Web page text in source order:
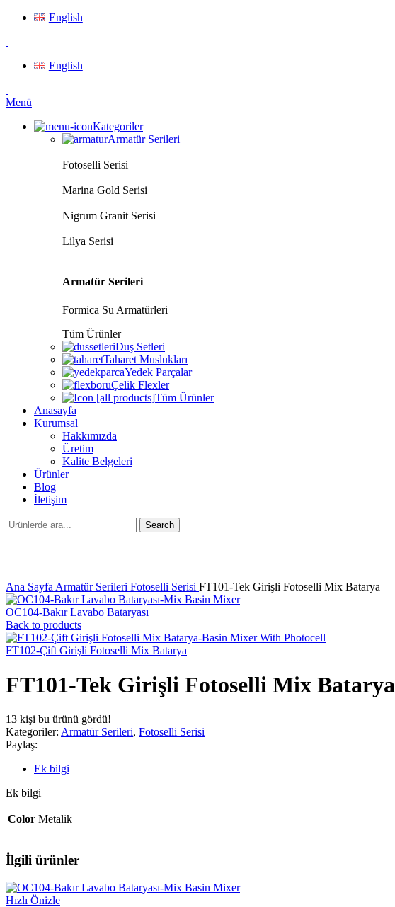
English
English
Menü
Kategoriler
Armatür Serileri
Fotoselli Serisi
Marina Gold Serisi
Nigrum Granit Serisi
Lilya Serisi
Armatür Serileri
Formica Su Armatürleri
Tüm Ürünler
Duş Setleri
Taharet Muslukları
Yedek Parçalar
Çelik Flexler
Tüm Ürünler
Anasayfa
Kurumsal
Hakkımızda
Üretim
Kalite Belgeleri
Ürünler
Blog
İletişim
Search
Ana Sayfa Armatür Serileri Fotoselli Serisi FT101-Tek Girişli Fotoselli Mix Batarya
OC104-Bakır Lavabo Bataryası
Back to products
FT102-Çift Girişli Fotoselli Mix Batarya
FT101-Tek Girişli Fotoselli Mix Batarya
13 kişi bu ürünü gördü!
Kategoriler: Armatür Serileri, Fotoselli Serisi
Paylaş:
Ek bilgi
Ek bilgi
Color Metalik
İlgili ürünler
Hızlı Önizle